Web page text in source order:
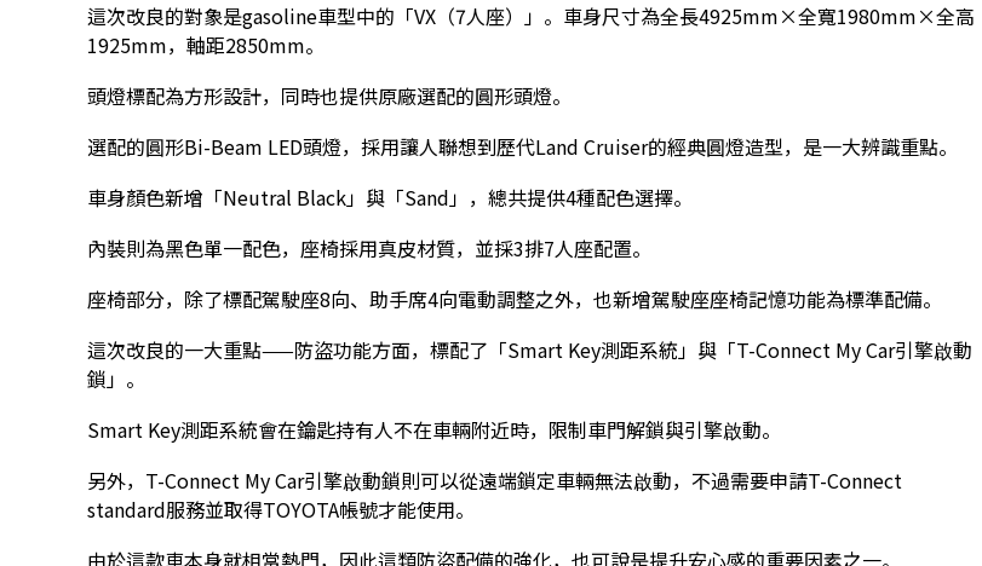
這次改良的對象是gasoline車型中的「VX（7人座）」。車身尺寸為全長4925mm×全寬1980mm×全高
1925mm，軸距2850mm。
頭燈標配為方形設計，同時也提供原廠選配的圓形頭燈。
選配的圓形Bi-Beam LED頭燈，採用讓人聯想到歷代Land Cruiser的經典圓燈造型，是一大辨識重點。
車身顏色新增「Neutral Black」與「Sand」，總共提供4種配色選擇。
內裝則為黑色單一配色，座椅採用真皮材質，並採3排7人座配置。
座椅部分，除了標配駕駛座8向、助手席4向電動調整之外，也新增駕駛座座椅記憶功能為標準配備。
這次改良的一大重點——防盜功能方面，標配了「Smart Key測距系統」與「T-Connect My Car引擎啟動
鎖」。
Smart Key測距系統會在鑰匙持有人不在車輛附近時，限制車門解鎖與引擎啟動。
另外，T-Connect My Car引擎啟動鎖則可以從遠端鎖定車輛無法啟動，不過需要申請T-Connect
standard服務並取得TOYOTA帳號才能使用。
由於這款車本身就相當熱門，因此這類防盜配備的強化，也可說是提升安心感的重要因素之一。